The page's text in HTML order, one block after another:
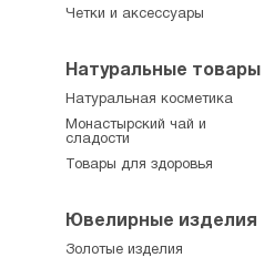
Четки и аксессуары
Натуральные товары
Натуральная косметика
Монастырский чай и
сладости
Товары для здоровья
Ювелирные изделия
Золотые изделия